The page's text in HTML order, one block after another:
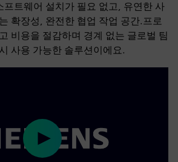
프트웨어 설치가 필요 없고, 유연한 사
확장성, 완전한 협업 작업 공간.프로
비용을 절감하며 경계 없는 글로벌 팀
사용 가능한 솔루션이에요.
Play